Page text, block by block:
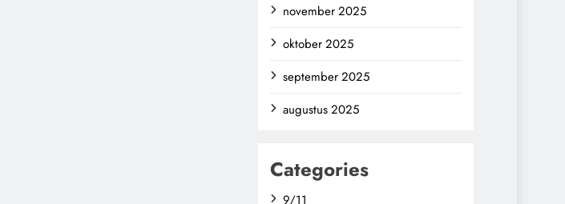
november 2025
oktober 2025
september 2025
augustus 2025
Categories
9/11